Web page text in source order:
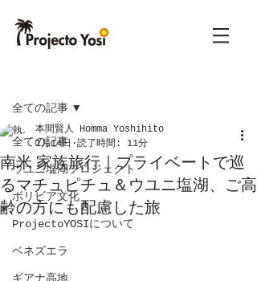
全ての記事
ウユニ塩湖プロジェクト
ボリビア文化
ProjectoYOSIについて
ベネズエラ
全ての記事
南米 家族旅行｜プライベートで巡
るマチュピチュ＆ウユニ塩湖、ご高
齢の方にも配慮した旅
本間賢人 Homma Yoshihito
1月14日
読了時間: 11分